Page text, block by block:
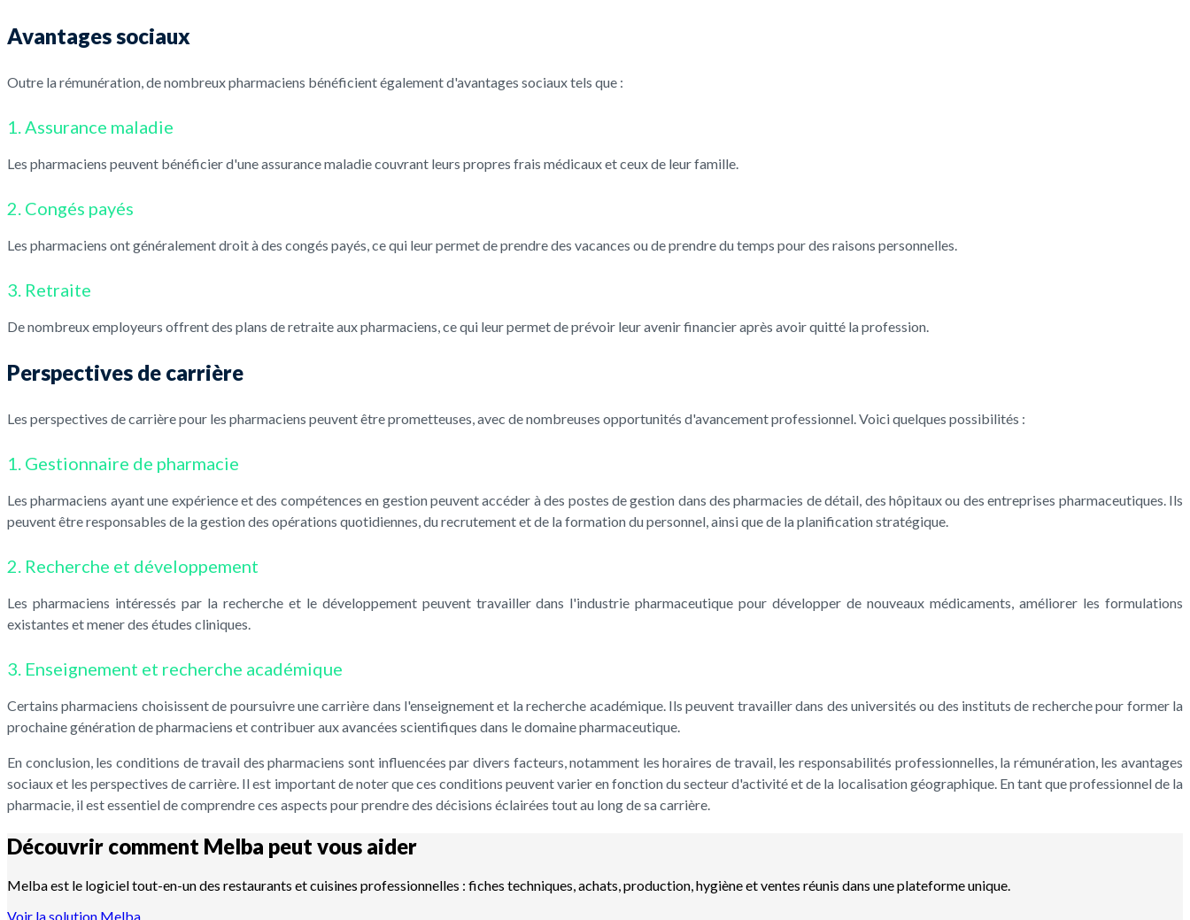
Avantages sociaux
Outre la rémunération, de nombreux pharmaciens bénéficient également d'avantages sociaux tels que :
1. Assurance maladie
Les pharmaciens peuvent bénéficier d'une assurance maladie couvrant leurs propres frais médicaux et ceux de leur famille.
2. Congés payés
Les pharmaciens ont généralement droit à des congés payés, ce qui leur permet de prendre des vacances ou de prendre du temps pour des raisons personnelles.
3. Retraite
De nombreux employeurs offrent des plans de retraite aux pharmaciens, ce qui leur permet de prévoir leur avenir financier après avoir quitté la profession.
Perspectives de carrière
Les perspectives de carrière pour les pharmaciens peuvent être prometteuses, avec de nombreuses opportunités d'avancement professionnel. Voici quelques possibilités :
1. Gestionnaire de pharmacie
Les pharmaciens ayant une expérience et des compétences en gestion peuvent accéder à des postes de gestion dans des pharmacies de détail, des hôpitaux ou des entreprises pharmaceutiques. Ils
peuvent être responsables de la gestion des opérations quotidiennes, du recrutement et de la formation du personnel, ainsi que de la planification stratégique.
2. Recherche et développement
Les pharmaciens intéressés par la recherche et le développement peuvent travailler dans l'industrie pharmaceutique pour développer de nouveaux médicaments, améliorer les formulations
existantes et mener des études cliniques.
3. Enseignement et recherche académique
Certains pharmaciens choisissent de poursuivre une carrière dans l'enseignement et la recherche académique. Ils peuvent travailler dans des universités ou des instituts de recherche pour former la
prochaine génération de pharmaciens et contribuer aux avancées scientifiques dans le domaine pharmaceutique.
En conclusion, les conditions de travail des pharmaciens sont influencées par divers facteurs, notamment les horaires de travail, les responsabilités professionnelles, la rémunération, les avantages
sociaux et les perspectives de carrière. Il est important de noter que ces conditions peuvent varier en fonction du secteur d'activité et de la localisation géographique. En tant que professionnel de la
pharmacie, il est essentiel de comprendre ces aspects pour prendre des décisions éclairées tout au long de sa carrière.
Découvrir comment Melba peut vous aider
Melba est le logiciel tout-en-un des restaurants et cuisines professionnelles : fiches techniques, achats, production, hygiène et ventes réunis dans une plateforme unique.
Voir la solution Melba